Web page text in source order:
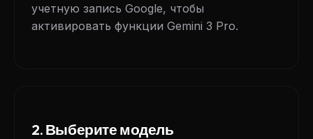
учетную запись Google, чтобы
активировать функции Gemini 3 Pro.
2. Выберите модель